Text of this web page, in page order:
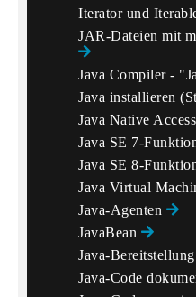
Iterator und
JAR-Dateien mit
Java Compiler -
Java installieren
Java Native Access
Java SE 7-
Java SE 8-
Java Virtual
Java-Agenten
JavaBean
Java-Bereitstellung
Java-Code